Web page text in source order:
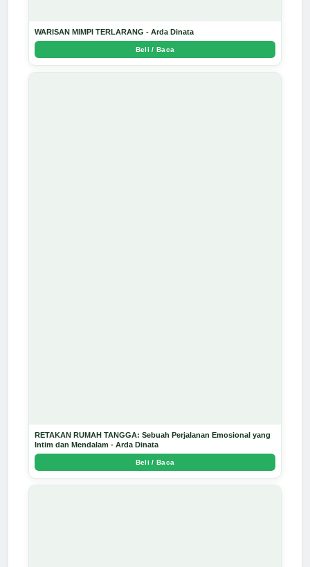
WARISAN MIMPI TERLARANG - Arda Dinata
Beli / Baca
RETAKAN RUMAH TANGGA: Sebuah Perjalanan Emosional yang
Intim dan Mendalam - Arda Dinata
Beli / Baca